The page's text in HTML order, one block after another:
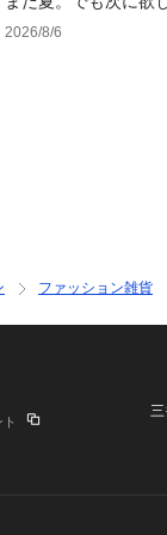
2026/8/6
ファッション雑貨